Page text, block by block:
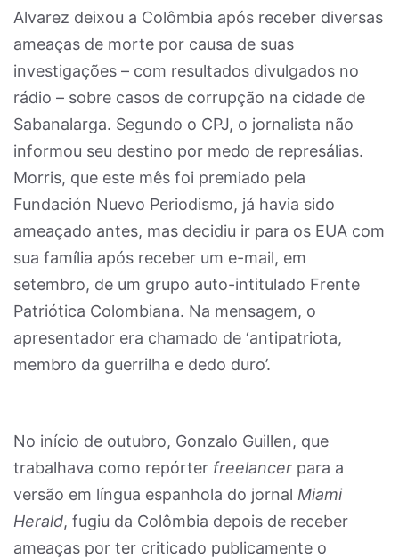
Alvarez deixou a Colômbia após receber diversas
ameaças de morte por causa de suas
investigações – com resultados divulgados no
rádio – sobre casos de corrupção na cidade de
Sabanalarga. Segundo o CPJ, o jornalista não
informou seu destino por medo de represálias.
Morris, que este mês foi premiado pela
Fundación Nuevo Periodismo, já havia sido
ameaçado antes, mas decidiu ir para os EUA com
sua família após receber um e-mail, em
setembro, de um grupo auto-intitulado Frente
Patriótica Colombiana. Na mensagem, o
apresentador era chamado de ‘antipatriota,
membro da guerrilha e dedo duro’.
No início de outubro, Gonzalo Guillen, que
trabalhava como repórter freelancer para a
versão em língua espanhola do jornal Miami
Herald, fugiu da Colômbia depois de receber
ameaças por ter criticado publicamente o